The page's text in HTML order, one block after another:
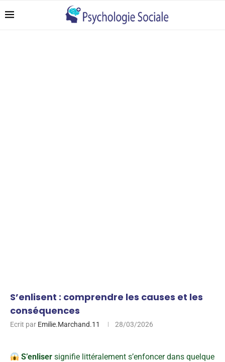
S’enlisent : comprendre les causes et les
conséquences
Ecrit par Emilie.Marchand.11 28/03/2026
S’enliser signifie littéralement s’enfoncer dans quelque